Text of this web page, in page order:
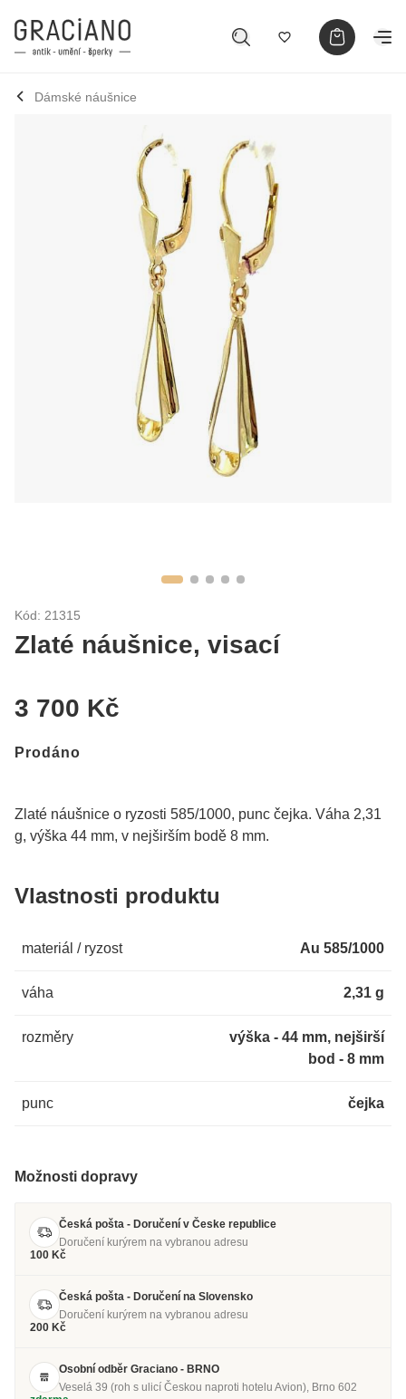
Dámské náušnice
Kód: 21315
Zlaté náušnice, visací
3 700 Kč
Prodáno
Zlaté náušnice o ryzosti 585/1000, punc čejka. Váha 2,31
g, výška 44 mm, v nejširším bodě 8 mm.
Vlastnosti produktu
materiál / ryzost Au 585/1000
váha 2,31 g
rozměry
výška - 44 mm, nejširší
bod - 8 mm
punc čejka
Možnosti dopravy
Česká pošta - Doručení v Česke republice
Doručení kurýrem na vybranou adresu
100 Kč
Česká pošta - Doručení na Slovensko
Doručení kurýrem na vybranou adresu
200 Kč
Osobní odběr Graciano - BRNO
Veselá 39 (roh s ulicí Českou naproti hotelu Avion), Brno 602